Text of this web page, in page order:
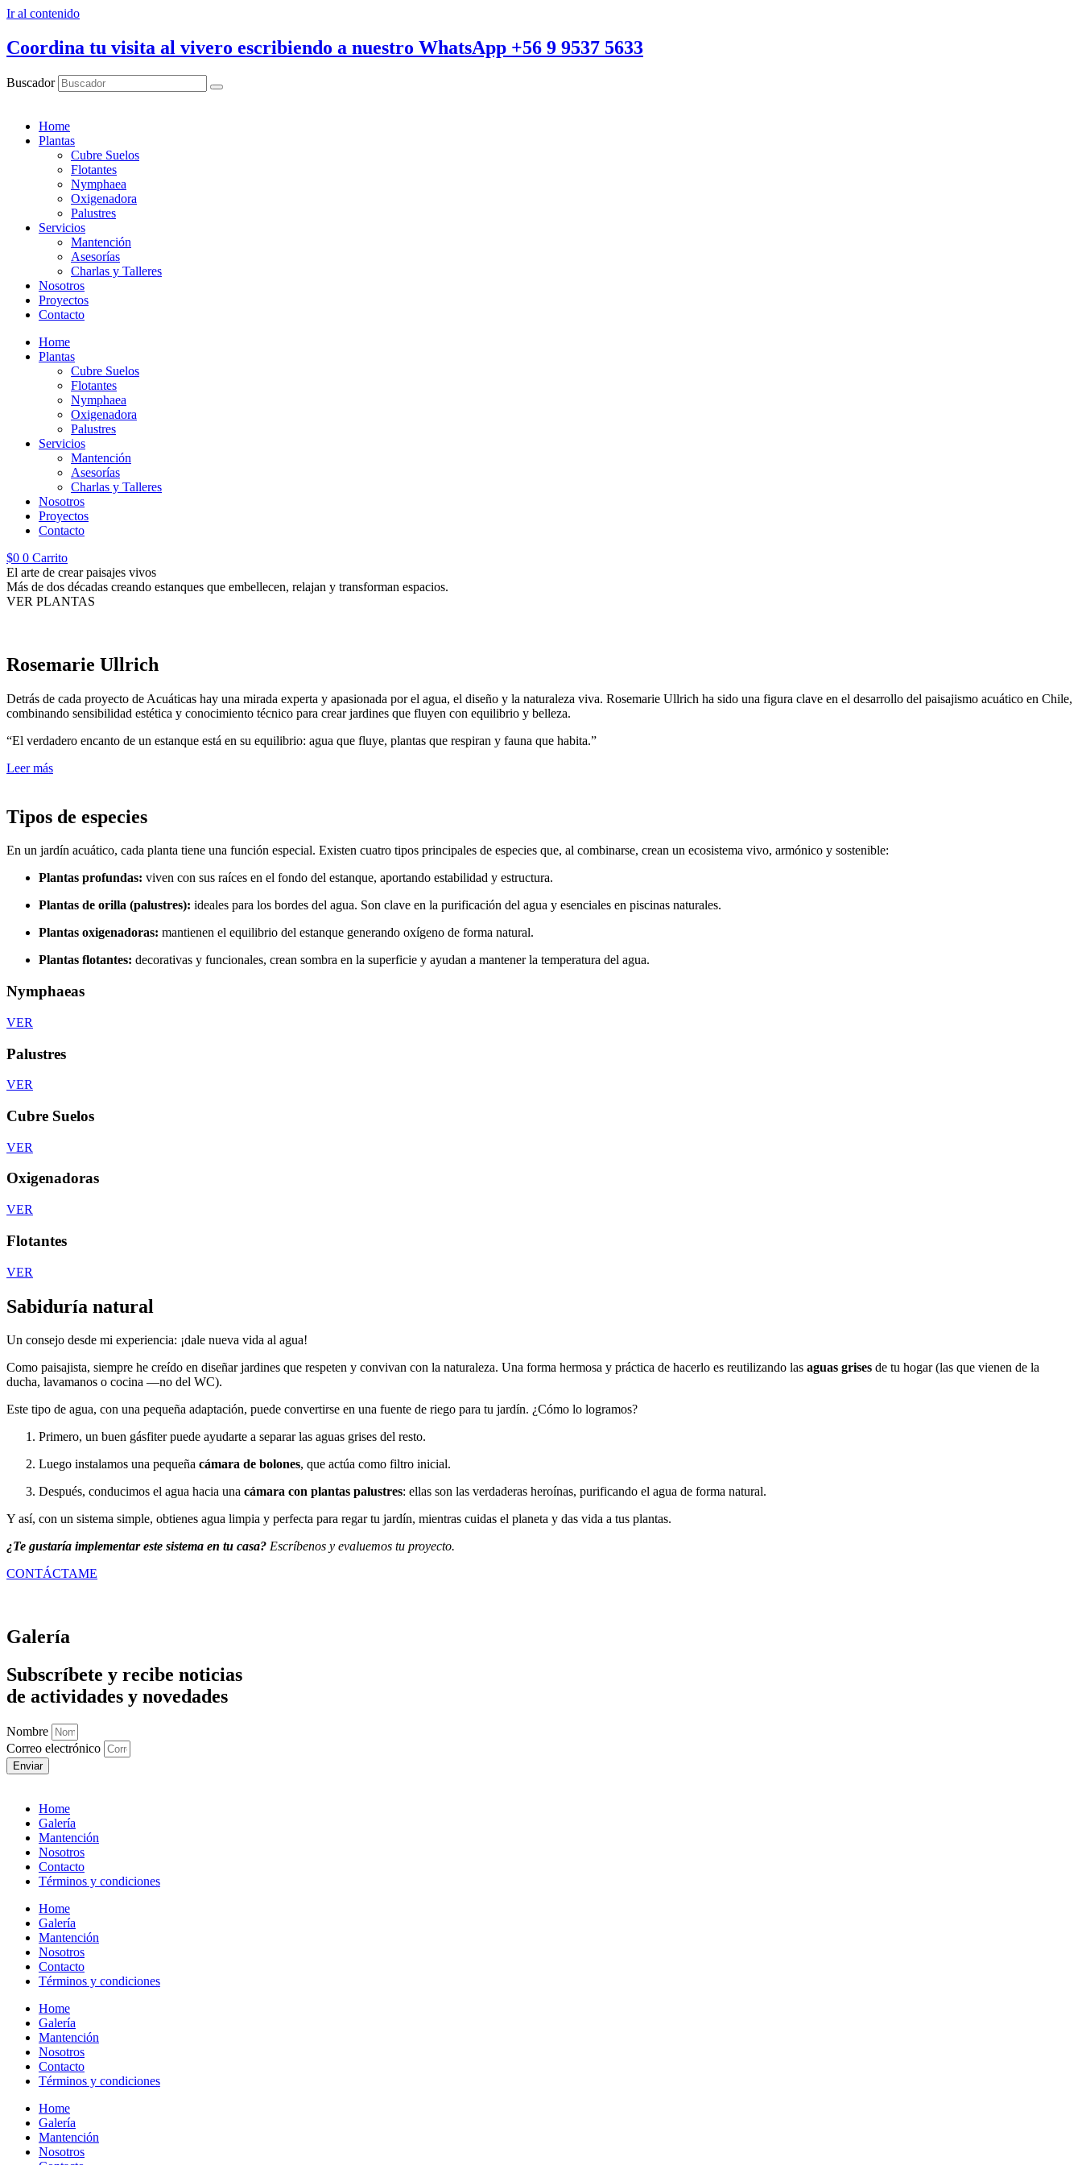
Ir al contenido
Coordina tu visita al vivero escribiendo a nuestro WhatsApp +56 9 9537 5633
Buscador
Home
Plantas
Cubre Suelos
Flotantes
Nymphaea
Oxigenadora
Palustres
Servicios
Mantención
Asesorías
Charlas y Talleres
Nosotros
Proyectos
Contacto
Home
Plantas
Cubre Suelos
Flotantes
Nymphaea
Oxigenadora
Palustres
Servicios
Mantención
Asesorías
Charlas y Talleres
Nosotros
Proyectos
Contacto
$0 0 Carrito
El arte de crear paisajes vivos
Más de dos décadas creando estanques que embellecen, relajan y transforman espacios.
VER PLANTAS
Rosemarie Ullrich
Detrás de cada proyecto de Acuáticas hay una mirada experta y apasionada por el agua, el diseño y la naturaleza viva. Rosemarie Ullrich ha sido una figura clave en el desarrollo del paisajismo acuático en Chile,
combinando sensibilidad estética y conocimiento técnico para crear jardines que fluyen con equilibrio y belleza.
“El verdadero encanto de un estanque está en su equilibrio: agua que fluye, plantas que respiran y fauna que habita.”
Leer más
Tipos de especies
En un jardín acuático, cada planta tiene una función especial. Existen cuatro tipos principales de especies que, al combinarse, crean un ecosistema vivo, armónico y sostenible:
Plantas profundas: viven con sus raíces en el fondo del estanque, aportando estabilidad y estructura.
Plantas de orilla (palustres): ideales para los bordes del agua. Son clave en la purificación del agua y esenciales en piscinas naturales.
Plantas oxigenadoras: mantienen el equilibrio del estanque generando oxígeno de forma natural.
Plantas flotantes: decorativas y funcionales, crean sombra en la superficie y ayudan a mantener la temperatura del agua.
Nymphaeas
VER
Palustres
VER
Cubre Suelos
VER
Oxigenadoras
VER
Flotantes
VER
Sabiduría natural
Un consejo desde mi experiencia: ¡dale nueva vida al agua!
Como paisajista, siempre he creído en diseñar jardines que respeten y convivan con la naturaleza. Una forma hermosa y práctica de hacerlo es reutilizando las aguas grises de tu hogar (las que vienen de la
ducha, lavamanos o cocina —no del WC).
Este tipo de agua, con una pequeña adaptación, puede convertirse en una fuente de riego para tu jardín. ¿Cómo lo logramos?
Primero, un buen gásfiter puede ayudarte a separar las aguas grises del resto.
Luego instalamos una pequeña cámara de bolones, que actúa como filtro inicial.
Después, conducimos el agua hacia una cámara con plantas palustres: ellas son las verdaderas heroínas, purificando el agua de forma natural.
Y así, con un sistema simple, obtienes agua limpia y perfecta para regar tu jardín, mientras cuidas el planeta y das vida a tus plantas.
¿Te gustaría implementar este sistema en tu casa? Escríbenos y evaluemos tu proyecto.
CONTÁCTAME
Galería
Subscríbete y recibe noticias
de actividades y novedades
Nombre
Correo electrónico
Enviar
Home
Galería
Mantención
Nosotros
Contacto
Términos y condiciones
Home
Galería
Mantención
Nosotros
Contacto
Términos y condiciones
Home
Galería
Mantención
Nosotros
Contacto
Términos y condiciones
Home
Galería
Mantención
Nosotros